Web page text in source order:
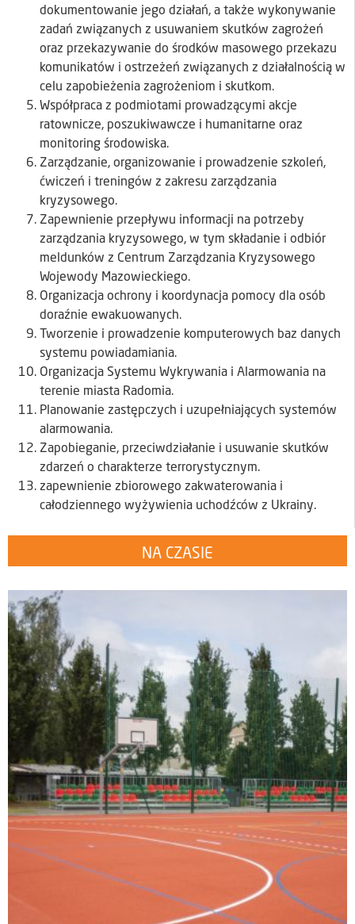
dokumentowanie jego działań, a także wykonywanie
zadań związanych z usuwaniem skutków zagrożeń
oraz przekazywanie do środków masowego przekazu
komunikatów i ostrzeżeń związanych z działalnością w
celu zapobieżenia zagrożeniom i skutkom.
Współpraca z podmiotami prowadzącymi akcje
ratownicze, poszukiwawcze i humanitarne oraz
monitoring środowiska.
Zarządzanie, organizowanie i prowadzenie szkoleń,
ćwiczeń i treningów z zakresu zarządzania
kryzysowego.
Zapewnienie przepływu informacji na potrzeby
zarządzania kryzysowego, w tym składanie i odbiór
meldunków z Centrum Zarządzania Kryzysowego
Wojewody Mazowieckiego.
Organizacja ochrony i koordynacja pomocy dla osób
doraźnie ewakuowanych.
Tworzenie i prowadzenie komputerowych baz danych
systemu powiadamiania.
Organizacja Systemu Wykrywania i Alarmowania na
terenie miasta Radomia.
Planowanie zastępczych i uzupełniających systemów
alarmowania.
Zapobieganie, przeciwdziałanie i usuwanie skutków
zdarzeń o charakterze terrorystycznym.
zapewnienie zbiorowego zakwaterowania i
całodziennego wyżywienia uchodźców z Ukrainy.
NA CZASIE